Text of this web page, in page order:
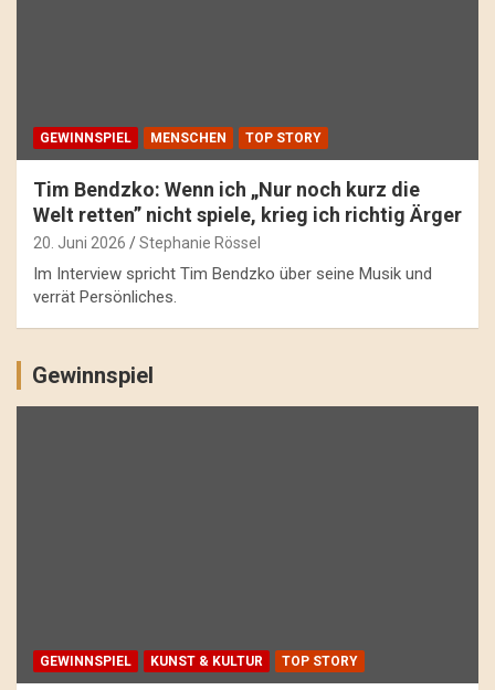
GEWINNSPIEL MENSCHEN TOP STORY
Tim Bendzko: Wenn ich „Nur noch kurz die
Welt retten” nicht spiele, krieg ich richtig Ärger
20. Juni 2026 Stephanie Rössel
Im Interview spricht Tim Bendzko über seine Musik und
verrät Persönliches.
Gewinnspiel
GEWINNSPIEL KUNST & KULTUR TOP STORY